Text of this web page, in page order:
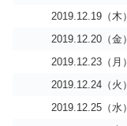
2019.12.19（木）
2019.12.20（金）
2019.12.23（月）
2019.12.24（火）
2019.12.25（水）